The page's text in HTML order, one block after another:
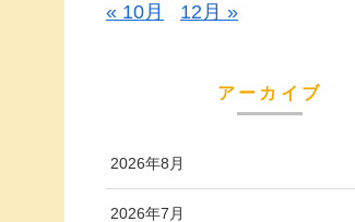
« 10月 12月 »
アーカイブ
2026年8月
2026年7月